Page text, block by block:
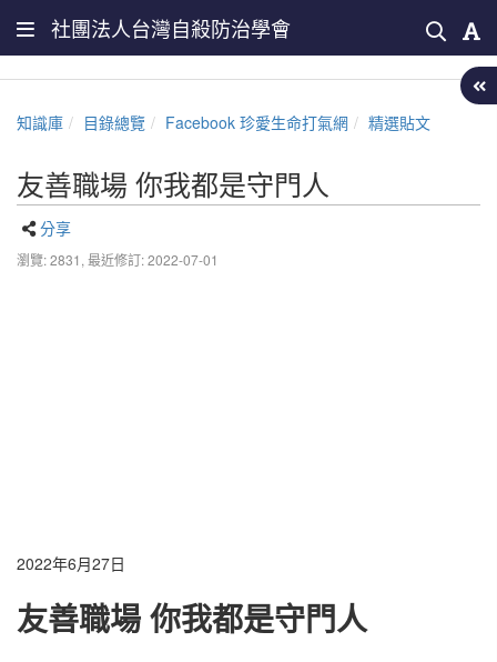
社團法人台灣自殺防治學會
知識庫 目錄總覽 Facebook 珍愛生命打氣網 精選貼文
友善職場 你我都是守門人
分享
瀏覽: 2831, 最近修訂: 2022-07-01
2022年6月27日
友善職場 你我都是守門人